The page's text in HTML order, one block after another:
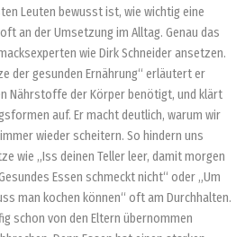
Leuten bewusst ist, wie wichtig eine
an der Umsetzung im Alltag. Genau das
wie Dirk Schneider ansetzen.
der gesunden Ernährung“ erläutert er
Nährstoffe der Körper benötigt, und klärt
auf. Er macht deutlich, warum wir
wieder scheitern. So hindern uns
wie „Iss deinen Teller leer, damit morgen
Essen schmeckt nicht“ oder „Um
man kochen können“ oft am Durchhalten.
schon von den Eltern übernommen